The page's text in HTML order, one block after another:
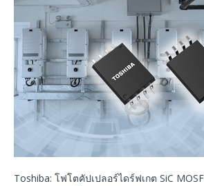
Toshiba: โฟโตคัปเปลอร์ไดร์ฟเกต SiC